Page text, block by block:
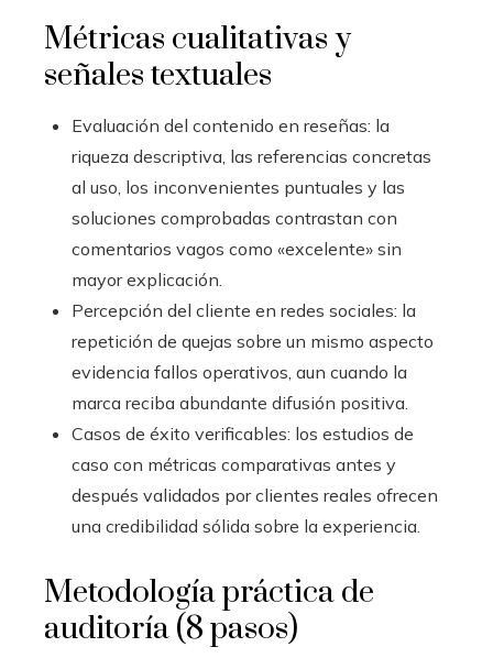
Métricas cualitativas y
señales textuales
Evaluación del contenido en reseñas: la
riqueza descriptiva, las referencias concretas
al uso, los inconvenientes puntuales y las
soluciones comprobadas contrastan con
comentarios vagos como «excelente» sin
mayor explicación.
Percepción del cliente en redes sociales: la
repetición de quejas sobre un mismo aspecto
evidencia fallos operativos, aun cuando la
marca reciba abundante difusión positiva.
Casos de éxito verificables: los estudios de
caso con métricas comparativas antes y
después validados por clientes reales ofrecen
una credibilidad sólida sobre la experiencia.
Metodología práctica de
auditoría (8 pasos)